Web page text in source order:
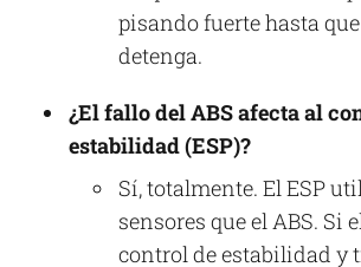
pisando fuerte hasta
detenga.
¿El fallo del ABS afecta al
estabilidad (ESP)?
Sí, totalmente. El ESP
sensores que el ABS. Si
control de estabilidad y